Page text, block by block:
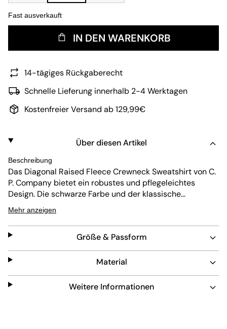
Fast ausverkauft
IN DEN WARENKORB
14-tägiges Rückgaberecht
Schnelle Lieferung innerhalb 2-4 Werktagen
Kostenfreier Versand ab 129,99€
Über diesen Artikel
Beschreibung
Das Diagonal Raised Fleece Crewneck Sweatshirt von C.
P. Company bietet ein robustes und pflegeleichtes
Design. Die schwarze Farbe und der klassische
Rundhalsausschnitt machen es zu einer vielseitigen
Wahl. Das Sweatshirt fällt größengerecht aus und hat
lange Ärmel für Komfort und Wärme.
Mehr anzeigen
Größe & Passform
Material
Weitere Informationen